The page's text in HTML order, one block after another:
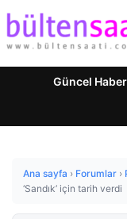
Güncel
Ana sayfa › Forumlar ›
‘Sandık’ için tarih verdi